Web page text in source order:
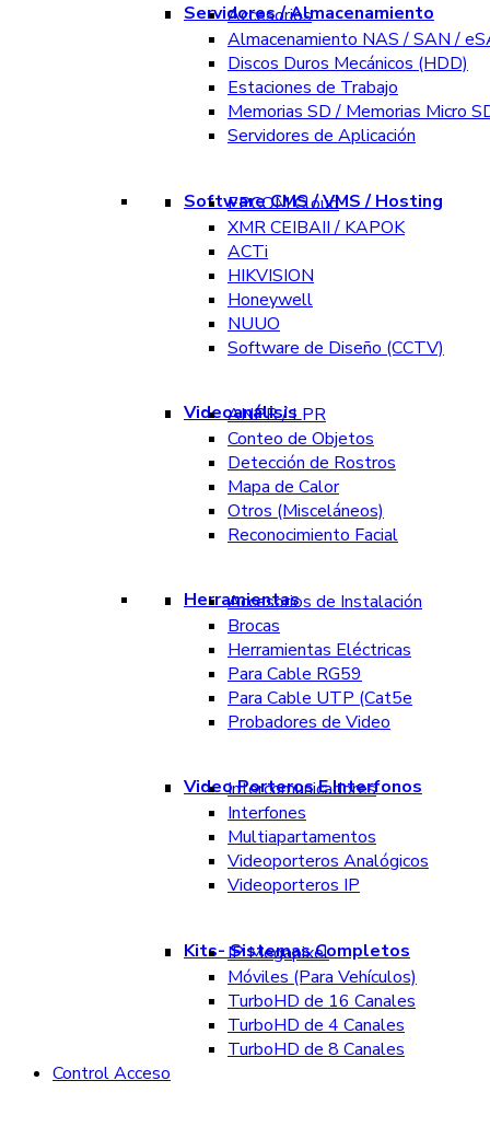
Servidores / Almacenamiento
Accesorios
Almacenamiento NAS / SAN /
Discos Duros Mecánicos (HDD)
Estaciones de Trabajo
Memorias SD / Memorias Micro
Servidores de Aplicación
Software CMS / VMS / Hosting
EPCOM Cloud
XMR CEIBAII / KAPOK
ACTi
HIKVISION
Honeywell
NUUO
Software de Diseño (CCTV)
Videoanálisis
ANPR / LPR
Conteo de Objetos
Detección de Rostros
Mapa de Calor
Otros (Misceláneos)
Reconocimiento Facial
Herramientas
Accesorios de Instalación
Brocas
Herramientas Eléctricas
Para Cable RG59
Para Cable UTP (Cat5e
Probadores de Video
Video Porteros E Interfonos
Intercomunicadores
Interfones
Multiapartamentos
Videoporteros Analógicos
Videoporteros IP
Kits- Sistemas Completos
IP Megapixel
Móviles (Para Vehículos)
TurboHD de 16 Canales
TurboHD de 4 Canales
TurboHD de 8 Canales
Control Acceso